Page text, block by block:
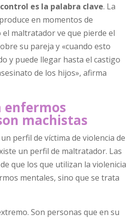
es la palabra clave. La
en momentos de
el maltratador ve que pierde el
su pareja y «cuando esto
y puede llegar hasta el castigo
de los hijos», afirma
enfermos
machistas
perfil de víctima de violencia de
un perfil de maltratador. Las
que los que utilizan la violenicia
mentales, sino que se trata
Son personas que en su